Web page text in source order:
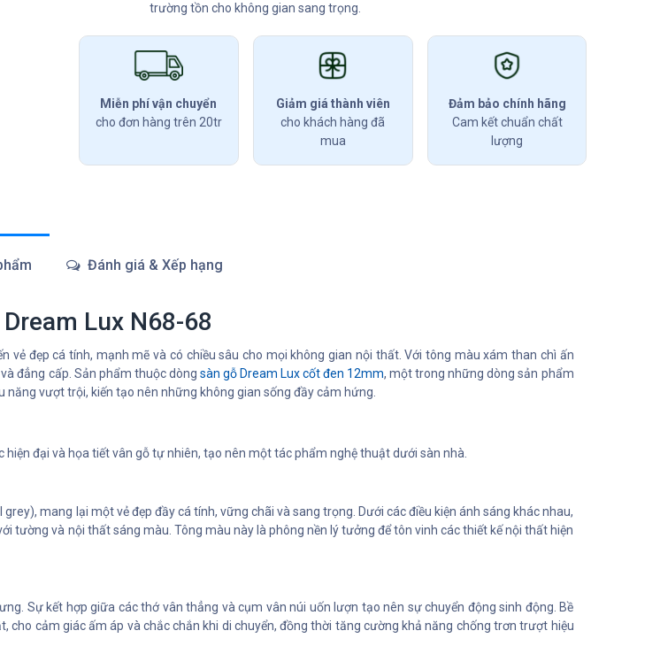
trường tồn cho không gian sang trọng.
Miễn phí vận chuyển
cho đơn hàng trên 20tr
Giảm giá thành viên
cho khách hàng đã
mua
Đảm bảo chính hãng
Cam kết chuẩn chất
lượng
Đánh giá & Xếp hạng
Dream Lux N68-68
vẻ đẹp cá tính, mạnh mẽ và có chiều sâu cho mọi không gian nội thất. Với tông màu xám than chì ấn
đẳng cấp. Sản phẩm thuộc dòng sàn gỗ Dream Lux cốt đen 12mm, một trong những dòng sản phẩm
vượt trội, kiến tạo nên những không gian sống đầy cảm hứng.
đại và họa tiết vân gỗ tự nhiên, tạo nên một tác phẩm nghệ thuật dưới sàn nhà.
mang lại một vẻ đẹp đầy cá tính, vững chãi và sang trọng. Dưới các điều kiện ánh sáng khác nhau,
và nội thất sáng màu. Tông màu này là phông nền lý tưởng để tôn vinh các thiết kế nội thất hiện
Sự kết hợp giữa các thớ vân thẳng và cụm vân núi uốn lượn tạo nên sự chuyển động sinh động. Bề
cảm giác ấm áp và chắc chắn khi di chuyển, đồng thời tăng cường khả năng chống trơn trượt hiệu